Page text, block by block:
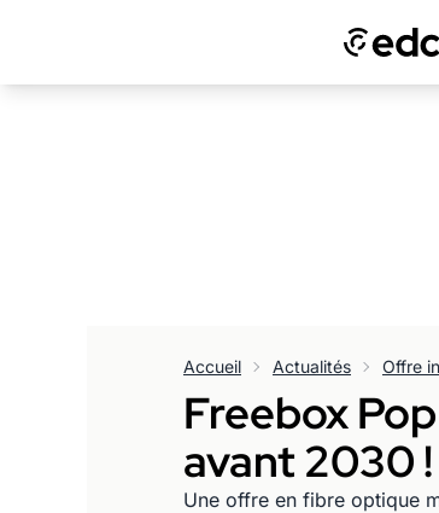
Accueil Actualités Offre
Freebox
avant 2030 !
Une offre en fibre optique